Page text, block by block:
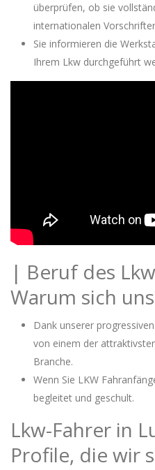
überprüfen, ob sie
internationalen
Sie informieren die
Ihrem Lkw durchgeführt
| Beruf des
Warum sich
Dank unserer
von einem der
Branche.
Wenn Sie LKW
begleitet und geschult.
Lkw-Fahrer in
Profile, die wir